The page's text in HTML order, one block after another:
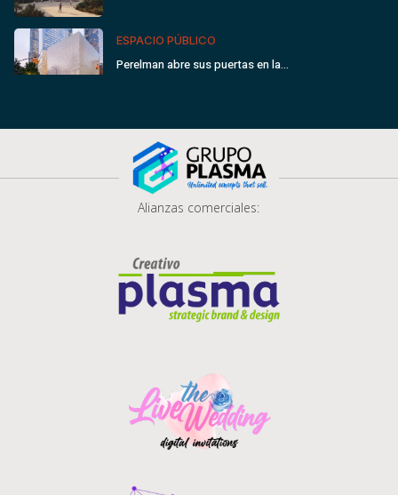
ESPACIO PÚBLICO
Perelman abre sus puertas en la…
Alianzas comerciales: